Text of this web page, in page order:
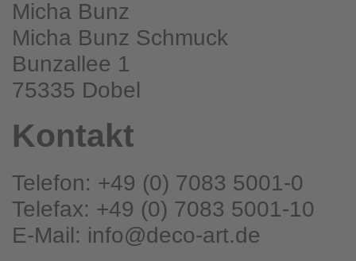
Micha Bunz
Micha Bunz Schmuck
Bunzallee 1
75335 Dobel
Kontakt
Telefon: +49 (0) 7083 5001-0
Telefax: +49 (0) 7083 5001-10
E-Mail: info@deco-art.de